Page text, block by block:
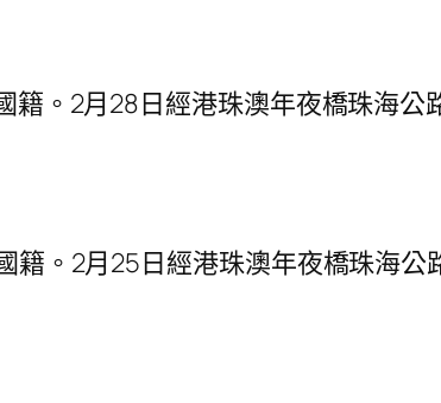
。2月28日經港珠澳年夜橋珠海公
。2月25日經港珠澳年夜橋珠海公